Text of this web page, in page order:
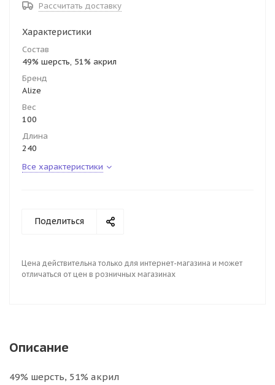
Рассчитать доставку
Характеристики
Состав
49% шерсть, 51% акрил
Бренд
Alize
Вес
100
Длина
240
Все характеристики
Поделиться
Цена действительна только для интернет-магазина и может
отличаться от цен в розничных магазинах
Описание
49% шерсть, 51% акрил